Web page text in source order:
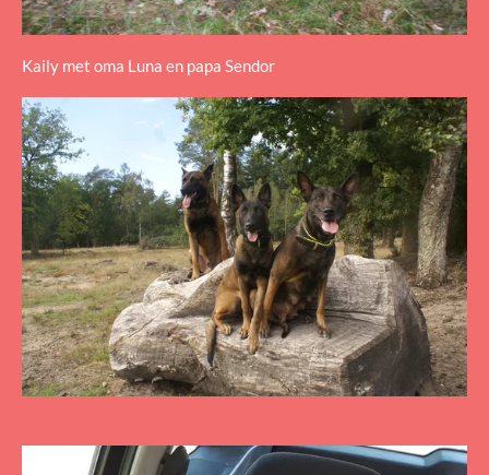
Kaily met oma Luna en papa Sendor